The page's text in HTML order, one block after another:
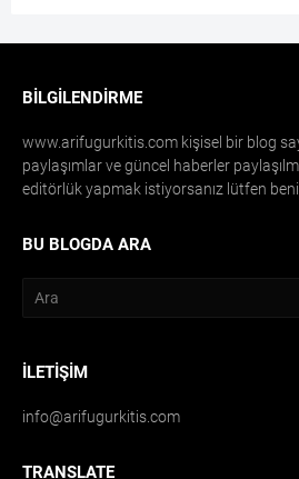
BILGILENDIRME
www.arifugurkitis.com kişisel bir blog
paylaşımlar ve güncel haberler
editörlük yapmak istiyorsanız lütfen
BU BLOGDA ARA
İLETIŞIM
info@arifugurkitis.com
TRANSLATE